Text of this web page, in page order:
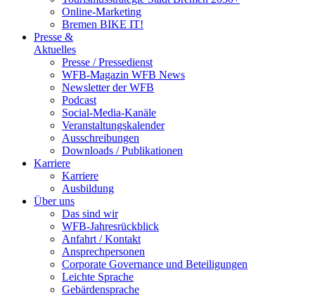
Online-Marketing
Bremen BIKE IT!
Presse &
Aktuelles
Presse / Pressedienst
WFB-Magazin WFB News
Newsletter der WFB
Podcast
Social-Media-Kanäle
Veranstaltungskalender
Ausschreibungen
Downloads / Publikationen
Karriere
Karriere
Ausbildung
Über uns
Das sind wir
WFB-Jahresrückblick
Anfahrt / Kontakt
Ansprechpersonen
Corporate Governance und Beteiligungen
Leichte Sprache
Gebärdensprache